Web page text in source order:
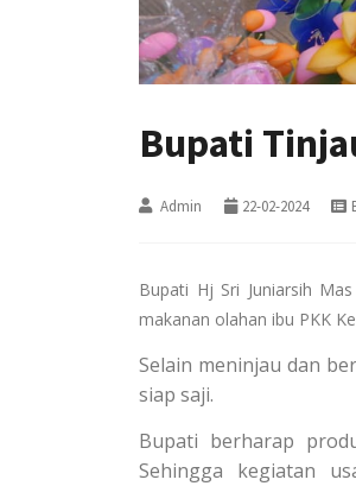
Bupati
Admin 22-02-2024
Bupati Hj Sri Juniarsih
makanan olahan ibu PKK
Selain meninjau dan
siap saji.
Bupati berharap
Sehingga kegiatan